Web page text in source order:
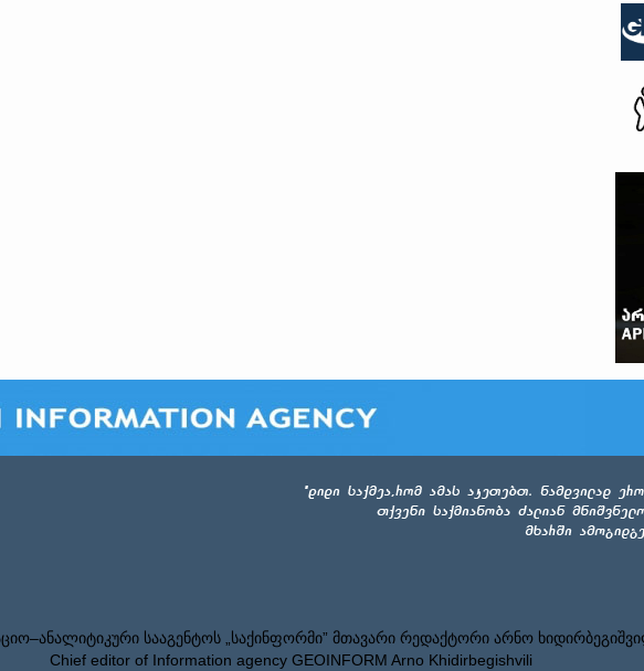
სააგენტოს „საქინფორმი” მთავარი რედაქტორი არნო
Chief editor of Information agency GEOINFORM Arno Khidirbegishvili